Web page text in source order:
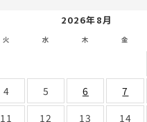
2026年8月
火 水 木 金
4 5 6 7
11 12 13 14